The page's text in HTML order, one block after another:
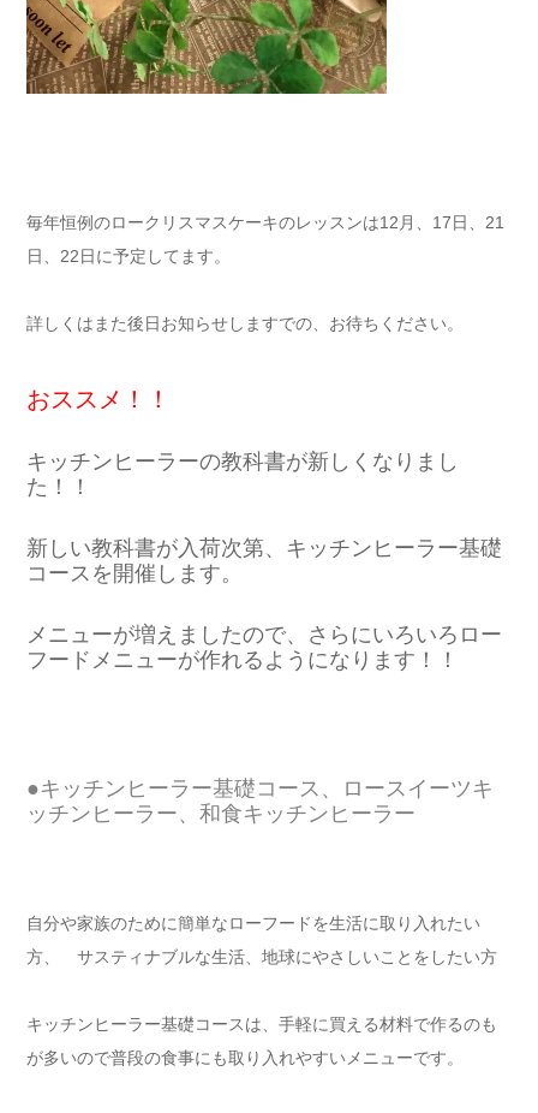
詳しくはまた後日お知らせしますでの、お待ちください。
おススメ！！
た！！
新しい教科書が入荷次第、キッチンヒーラー基礎
コースを開催します。
メニューが増えましたので、さらにいろいろロー
フードメニューが作れるようになります！！
キッチンヒーラー基礎コースは、手軽に買える材料で作るのも
が多いので普段の食事にも取り入れやすいメニューです。
特に８種類のRawドレッシングから展開していく豊富なメニュ
ーが学べます。